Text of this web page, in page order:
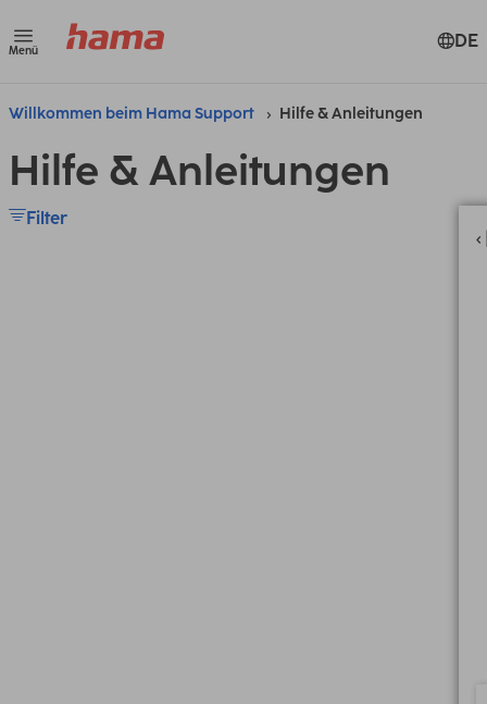
Menü DE
Willkommen beim Hama Support Hilfe & Anleitungen
Hilfe & Anleitungen
Filter